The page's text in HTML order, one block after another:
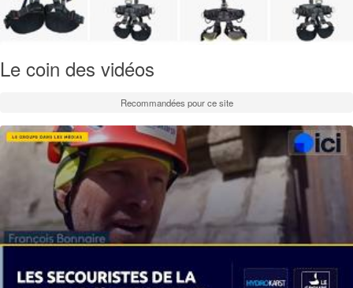
Le coin des vidéos
Recommandées pour ce site